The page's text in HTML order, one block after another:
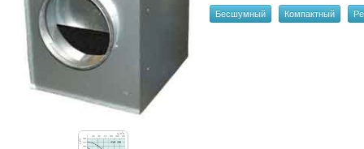
Бесшумный Компактный